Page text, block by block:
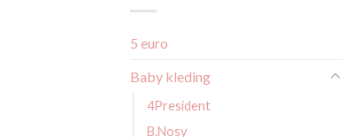
5 euro
Baby kleding
4President
B.Nosy